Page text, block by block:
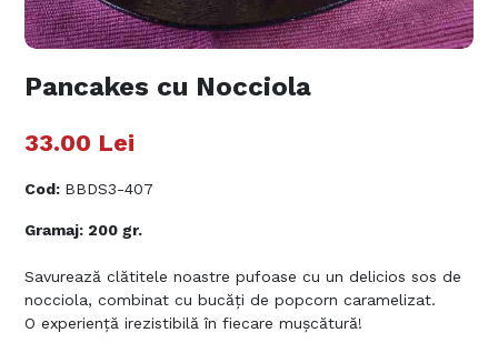
Pancakes cu Nocciola
33.00 Lei
Cod: BBDS3-407
Gramaj: 200 gr.
Savurează clătitele noastre pufoase cu un delicios sos de
nocciola, combinat cu bucăți de popcorn caramelizat.
O experiență irezistibilă în fiecare mușcătură!